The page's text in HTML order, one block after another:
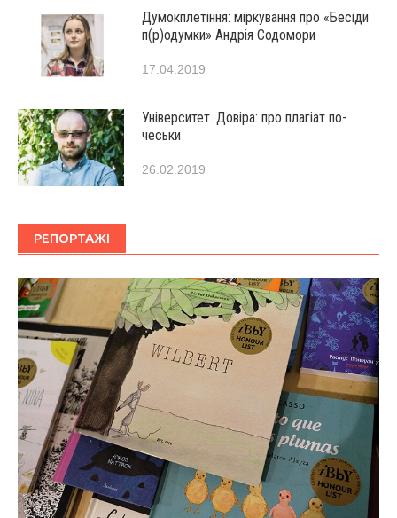
Думокплетіння: міркування про «Бесіди
п(р)одумки» Андрія Содомори
17.04.2019
Університет. Довіра: про плагіат по-
чеськи
26.02.2019
РЕПОРТАЖІ